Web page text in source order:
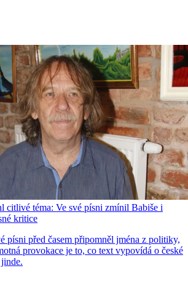
citlivé téma: Ve své písni zmínil Babiše i
kritice
písni před časem připomněl jména z politiky,
provokace je to, co text vypovídá o české